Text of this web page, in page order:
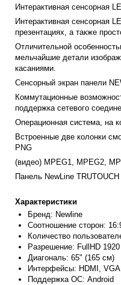
Интерактивная сенсорная
Интерактивная сенсорная
презентациях, а также
Отличительной
мельчайшие детали
касаниями.
Сенсорный экран панели
Коммутационные
поддержка сетевого
Операционная система, на
Встроенные две колонки
PNG
(видео) MPEG1, MPEG2,
Панель NewLine
Характеристики
Бренд: Newline
Соотношение сторон:
Количество
Разрешение: FullHD
Диагональ: 65" (165 см)
Интерфейсы: HDMI,
Поддержка ОС: Android